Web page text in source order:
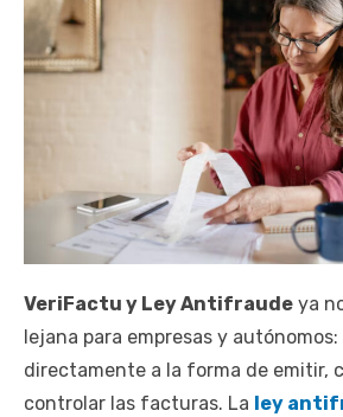
VeriFactu y Ley Antifraude ya
lejana para empresas y
directamente a la forma de emitir,
controlar las facturas. La ley